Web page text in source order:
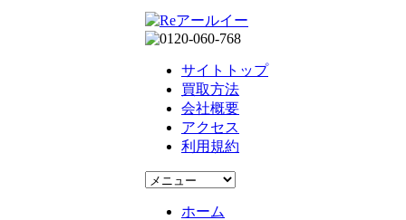
サイトトップ
買取方法
会社概要
アクセス
利用規約
ホーム